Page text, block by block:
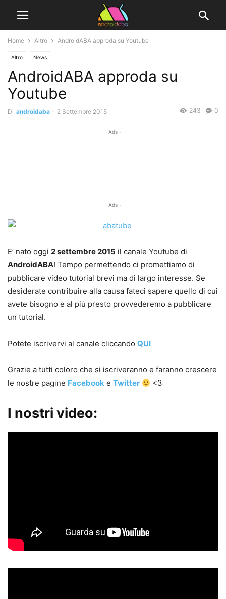
Home Altro AndroidABA approda su Youtube
Altro News
AndroidABA approda su
Youtube
Di androidaba - 2 Settembre 2015 0
243
- Ads -
- Ads -
E’ nato oggi 2 settembre 2015 il canale Youtube di
AndroidABA! Tempo permettendo ci promettiamo di
pubblicare video tutorial brevi ma di largo interesse. Se
desiderate contribuire alla causa fateci sapere quello di cui
avete bisogno e al più presto provvederemo a pubblicare
un tutorial.
Potete iscrivervi al canale cliccando QUI
Grazie a tutti coloro che si iscriveranno e faranno crescere
le nostre pagine Facebook e Twitter <3
I nostri video: